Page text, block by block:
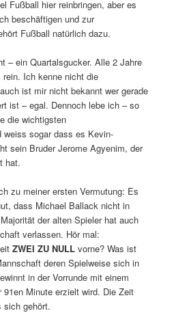
Fußball hier reinbringen, aber es
beschäftigen und zur
Fußball natürlich dazu.
– ein Quartalsgucker. Alle 2 Jahre
Ich kenne nicht die
ist mir nicht bekannt wer gerade
ist – egal. Dennoch lebe ich – so
die wichtigsten
weiss sogar dass es Kevin-
sein Bruder Jerome Agyenim, der
hat.
zu meiner ersten Vermutung: Es
dass Michael Ballack nicht in
der alten Spieler hat auch
verlassen. Hör mal:
ZWEI ZU NULL vorne? Was ist
deren Spielweise sich in
in der Vorrunde mit einem
Minute erzielt wird. Die Zeit
sich gehört.